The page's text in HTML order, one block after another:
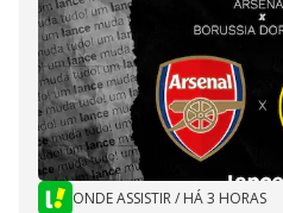
ONDE ASSISTIR/ HÁ 3 HORAS